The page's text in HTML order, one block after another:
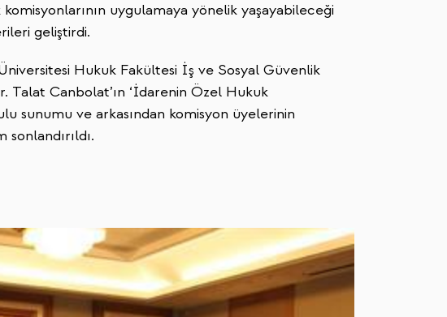
uygulamaya yönelik yaşayabileceği
geliştirdi.
Hukuk Fakültesi İş ve Sosyal Güvenlik
Talat Canbolat’ın ‘İdarenin Özel Hukuk
sunumu ve arkasından komisyon üyelerinin
sonlandırıldı.